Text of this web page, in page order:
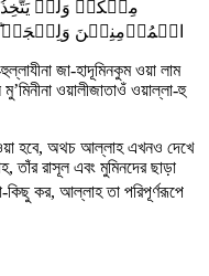
مِنۡکُمۡ وَلَمۡ
الۡمُؤۡمِنِیۡنَ وَلِیۡجَۃً
জা-হাদূমিনকুম ওয়া লাম
ওয়ালীজাতাওঁ ওয়াল্লা-হু
হবে, অথচ আল্লাহ এখনও দেখে
তাঁর রাসূল এবং মুমিনদের ছাড়া
কিছু কর, আল্লাহ তা পরিপূর্ণরূপে